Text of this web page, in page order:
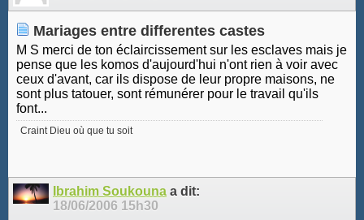
Mariages entre differentes castes
M S merci de ton éclaircissement sur les esclaves mais je
pense que les komos d'aujourd'hui n'ont rien à voir avec
ceux d'avant, car ils dispose de leur propre maisons, ne
sont plus tatouer, sont rémunérer pour le travail qu'ils
font...
Craint Dieu où que tu soit
Ibrahim Soukouna a dit:
18/06/2006 15h30